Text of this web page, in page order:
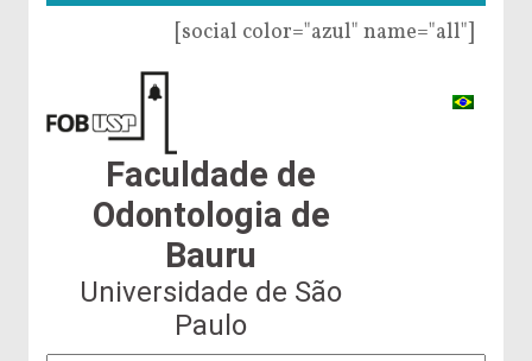
[social color="azul" name="all"]
Faculdade de
Odontologia de
Bauru
Universidade de São
Paulo